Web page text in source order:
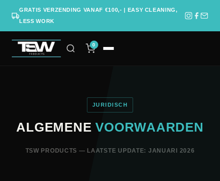
GRATIS VERZENDING VANAF €100,- | EASY CLEANING,
LESS WORK
0
JURIDISCH
ALGEMENEVOORWAARDEN
TSW PRODUCTS — LAATSTE UPDATE: JANUARI 2026